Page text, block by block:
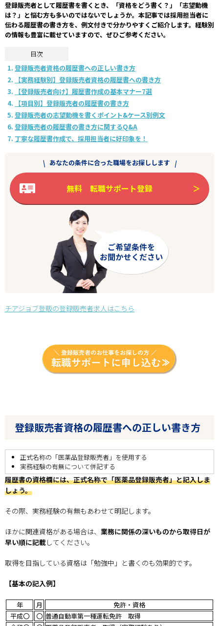
登録販売者として履歴書を書くとき、「資格をどう書く？」「志望動機
は？」と悩む方も多いのではないでしょうか。本記事では採用担当者に
伝わる履歴書の書き方を、例文付きで分かりやすくご紹介します。経験別
の情報も豊富に載せていますので、ぜひご参考ください。
目次
登録販売者資格の履歴書への正しい書き方
【実務経験別】登録販売者資格の履歴書への書き方
【登録販売者向け】履歴書作成の基本マナー7選
【項目別】登録販売者の履歴書の書き方
登録販売者の志望動機を書くポイント&ケース別例文
登録販売者の履歴書の書き方に関するQ&A
丁寧な履歴書作成で、採用担当者に好印象を！
あなたの条件に合った職場をお探しします
無料 転職サポート登録
チアジョブ登販の登録販売者求人はこちら
登録販売者資格の履歴書への正しい書き方
正式名称の「医薬品登録販売者」を使用する
実務経験の有無について併記する
履歴書の資格欄には、正式名称で「医薬品登録販売者」と記入しま
しょう。
その際、実務経験の有無もあわせて明記します。
ほかに関連資格がある場合は、 業務に関係の深いものから取得日が
早い順に記載してください。
取得を目指している資格は「勉強中」と書くのも効果的です。
【基本の記入例】
年 月
免許・資格
平成〇
〇 普通自動車第一種運転免許 取得